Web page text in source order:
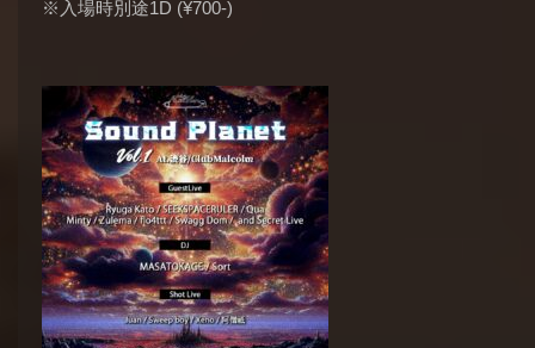
※入場時別途1D (¥700-)